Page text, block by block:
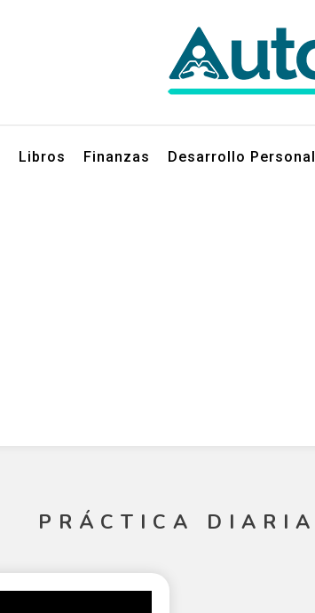
Libros Finanzas Desarrollo Personal
PRÁCTICA DIARIA